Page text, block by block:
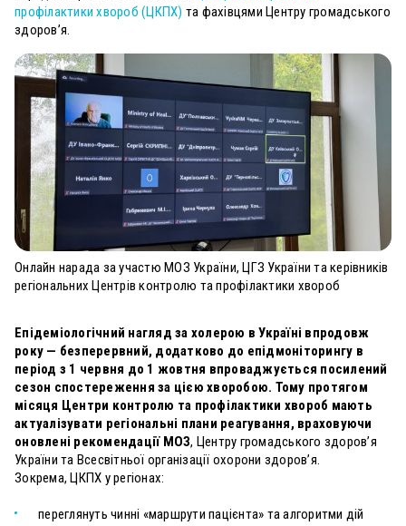
профілактики хвороб (ЦКПХ) та фахівцями Центру громадського
здоров’я.
Онлайн нарада за участю МОЗ України, ЦГЗ України та керівників
регіональних Центрів контролю та профілактики хвороб
Епідеміологічний нагляд за холерою в Україні впродовж
року — безперервний, додатково до епідмоніторингу в
період з 1 червня до 1 жовтня впроваджується посилений
сезон спостереження за цією хворобою. Тому протягом
місяця Центри контролю та профілактики хвороб мають
актуалізувати регіональні плани реагування, враховуючи
оновлені рекомендації МОЗ, Центру громадського здоров’я
України та Всесвітньої організації охорони здоров’я.
Зокрема, ЦКПХ у регіонах:
переглянуть чинні «маршрути пацієнта» та алгоритми дій